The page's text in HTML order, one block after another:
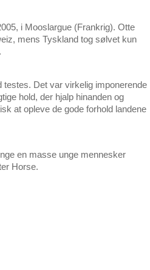
i Mooslargue (Frankrig). Otte
mens Tyskland tog sølvet kun
Det var virkelig imponerende
hold, der hjalp hinanden og
at opleve de gode forhold landene
en masse unge mennesker
Horse.